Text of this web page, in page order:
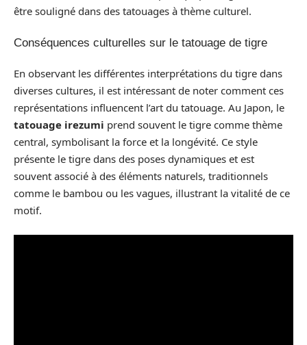
être souligné dans des tatouages à thème culturel.
Conséquences culturelles sur le tatouage de tigre
En observant les différentes interprétations du tigre dans
diverses cultures, il est intéressant de noter comment ces
représentations influencent l’art du tatouage. Au Japon, le
tatouage irezumi prend souvent le tigre comme thème
central, symbolisant la force et la longévité. Ce style
présente le tigre dans des poses dynamiques et est
souvent associé à des éléments naturels, traditionnels
comme le bambou ou les vagues, illustrant la vitalité de ce
motif.